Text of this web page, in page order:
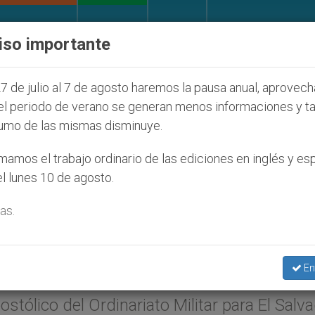
judíos que afecta a cristianos (y no sólo) en
auxiliar en Santa Ana y
2003 (
diócesis de Santa Ana a monseñor Luis
del Ordinariato Militar para El
importante
de julio al 7 de agosto haremos la pausa anual,
periodo de verano se generan menos informaciones y
de las mismas disminuye.
el trabajo ordinario de las ediciones en inglés y
lunes 10 de agosto.